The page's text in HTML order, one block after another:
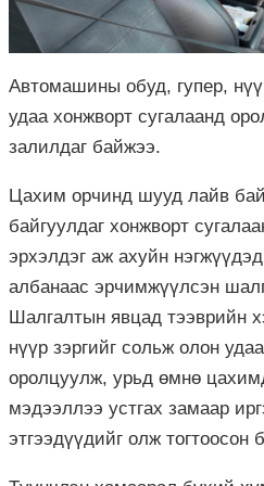
Автомашины обуд, гупер,
удаа хонжворт сугалаанд
залилдаг байжээ.
Цахим орчинд шууд лайв
байгуулдаг хонжворт
эрхэлдэг аж ахуйн
албанаас эрчимжүүлсэн
Шалгалтын явцад тээврийн
нүүр зэргийг сольж олон
оролцуулж, урьд өмнө
мэдээллээ устгах замаар
этгээдүүдийг олж тогтоосон